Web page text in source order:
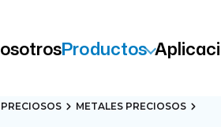
Productos
METALES PRECIOSOS